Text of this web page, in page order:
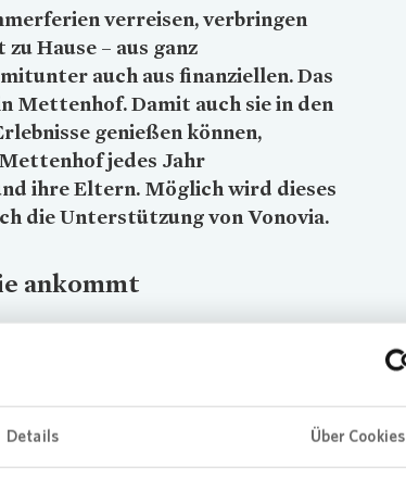
Details Über Cookies
verreisen, verbringen
Hause – aus ganz
auch aus finanziellen. Das
Mettenhof. Damit auch sie in den
genießen können,
jedes Jahr
ihre Eltern. Möglich wird dieses
die Unterstützung vonVonovia.
ankommt
Menschen dort, wo sie sich aufhalten –
Zugang zu klassischen Freizeit- oder